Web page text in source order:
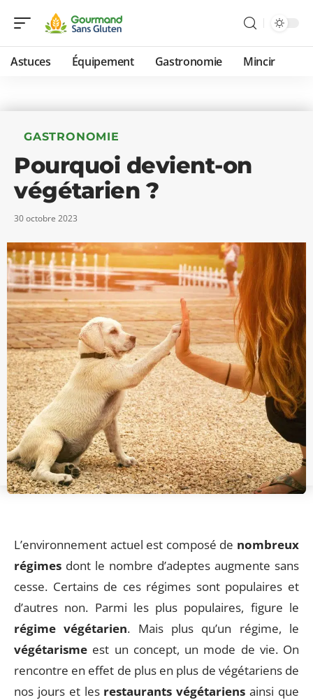
Astuces Équipement Gastronomie Mincir
GASTRONOMIE
Pourquoi devient-on
végétarien ?
30 octobre 2023
L’environnement actuel est composé de nombreux
régimes dont le nombre d’adeptes augmente sans
cesse. Certains de ces régimes sont populaires et
d’autres non. Parmi les plus populaires, figure le
régime végétarien. Mais plus qu’un régime, le
végétarisme est un concept, un mode de vie. On
rencontre en effet de plus en plus de végétariens de
nos jours et les restaurants végétariens ainsi que